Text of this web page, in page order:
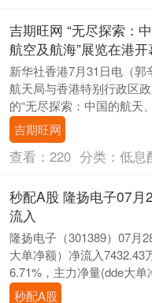
吉期旺网 “无尽探索：中
航空及航海”展览在港开
新华社香港7月31日电（郭
航天局与香港特别行政区
的“无尽探索：中国的航天
览，31日在香港科学馆举行
次展览....
吉期旺网
查看： 220 分类： 低息
秒配A股 隆扬电子07月
流入
隆扬电子（301389）07月
大单净额）净流入7432.43
6.71%，主力净量(dde大单
2.60%，两市排名....
秒配A股